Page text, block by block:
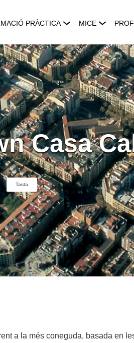
PRÀCTICA MICE
Casa
Tasta
a la més coneguda, basada en